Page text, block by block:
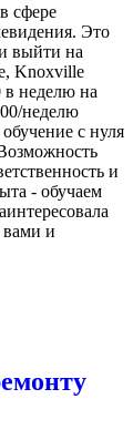
сфере
Это
выйти на
Knoxville
в неделю на
неделю
с нуля
и
- обучаем
вами и